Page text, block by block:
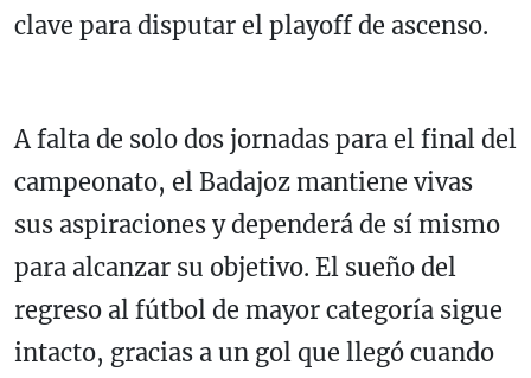
clave para disputar el playoff de ascenso.
A falta de solo dos jornadas para el final del
campeonato, el Badajoz mantiene vivas
sus aspiraciones y dependerá de sí mismo
para alcanzar su objetivo. El sueño del
regreso al fútbol de mayor categoría sigue
intacto, gracias a un gol que llegó cuando